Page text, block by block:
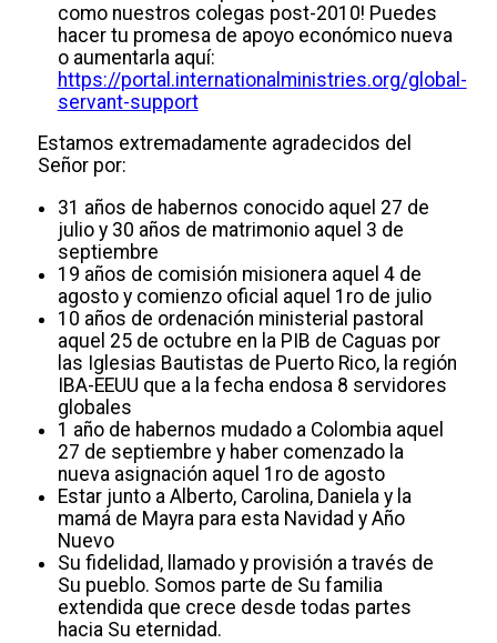
como nuestros colegas post-2010! Puedes
hacer tu promesa de apoyo económico nueva
o aumentarla aquí:
https://portal.internationalministries.org/global-
servant-support
Estamos extremadamente agradecidos del
Señor por:
31 años de habernos conocido aquel 27 de
julio y 30 años de matrimonio aquel 3 de
septiembre
19 años de comisión misionera aquel 4 de
agosto y comienzo oficial aquel 1ro de julio
10 años de ordenación ministerial pastoral
aquel 25 de octubre en la PIB de Caguas por
las Iglesias Bautistas de Puerto Rico, la región
IBA-EEUU que a la fecha endosa 8 servidores
globales
1 año de habernos mudado a Colombia aquel
27 de septiembre y haber comenzado la
nueva asignación aquel 1ro de agosto
Estar junto a Alberto, Carolina, Daniela y la
mamá de Mayra para esta Navidad y Año
Nuevo
Su fidelidad, llamado y provisión a través de
Su pueblo. Somos parte de Su familia
extendida que crece desde todas partes
hacia Su eternidad.